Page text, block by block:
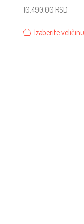
10.490,00 RSD
Izaberite veličinu